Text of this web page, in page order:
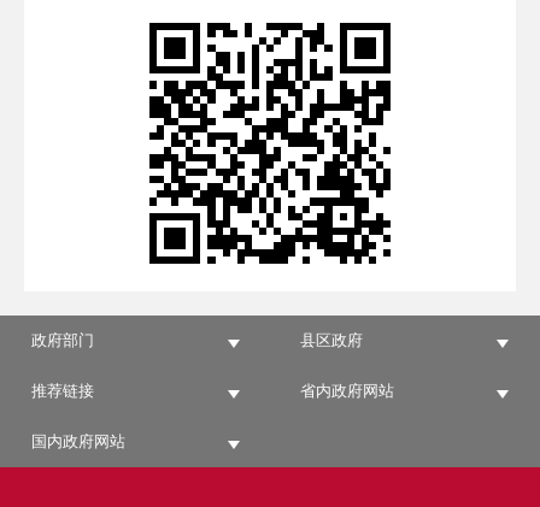
政府部门 县区政府
推荐链接 省内政府网站
国内政府网站